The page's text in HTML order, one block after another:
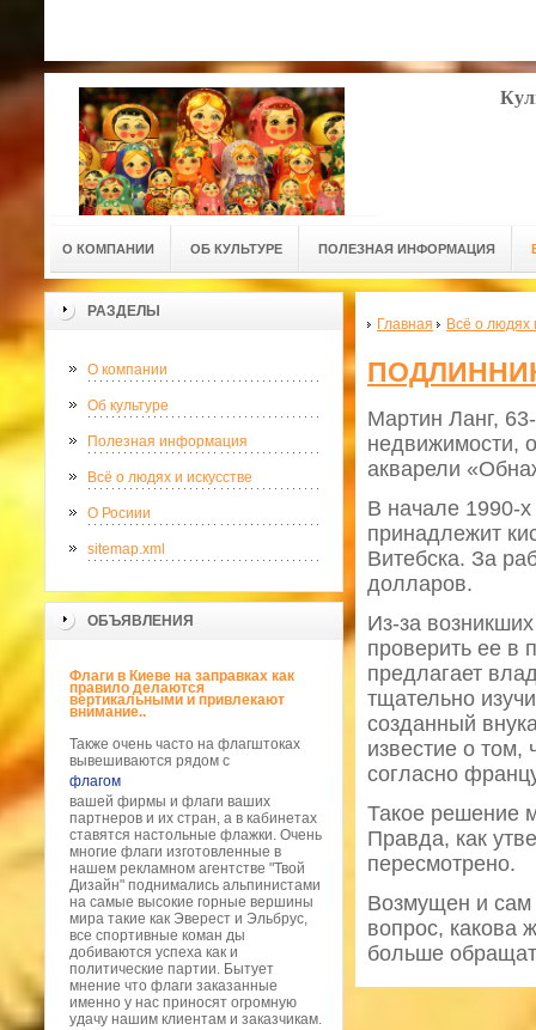
О КОМПАНИИ ОБ КУЛЬТУРЕ ПОЛЕЗНАЯ ИНФОРМАЦИЯ
РАЗДЕЛЫ
О компании
Об культуре
Полезная информация
Всё о людях и искусстве
О Росиии
sitemap.xml
ОБЪЯВЛЕНИЯ
Флаги в Киеве на заправках как
правило делаются
вертикальными и привлекают
внимание..
Также очень часто на флагштоках
вывешиваются рядом с
флагом
вашей фирмы и флаги ваших
партнеров и их стран, а в кабинетах
ставятся настольные флажки. Очень
многие флаги изготовленные в
нашем рекламном агентстве "Твой
Дизайн" поднимались альпинистами
на самые высокие горные вершины
мира такие как Эверест и Эльбрус,
все спортивные коман ды
добиваются успеха как и
политические партии. Бытует
мнение что флаги заказанные
именно у нас приносят огромную
удачу нашим клиентам и заказчикам.
Главная Всё о людях
Мартин Ланг,
недвижимости,
акварели
В начале 1990-
принадлежит
Витебска. За
долларов.
Из-за
проверить ее в
предлагает
тщательно
созданный
известие о
согласно
Такое решение
Правда, как
пересмотрено.
Возмущен и сам
вопрос, какова
больше